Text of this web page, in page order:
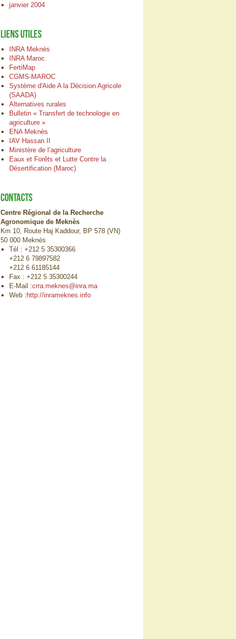
janvier 2004
LIENS UTILES
INRA Meknès
INRA Maroc
FertiMap
CGMS-MAROC
Système d'Aide A la Décision Agricole
(SAADA)
Alternatives rurales
Bulletin « Transfert de technologie en
agriculture »
ENA Meknès
IAV Hassan II
Ministère de l’agriculture
Eaux et Forêts et Lutte Contre la
Désertification (Maroc)
CONTACTS
Centre Régional de la Recherche
Agronomique de Meknès
Km 10, Route Haj Kaddour, BP 578 (VN)
50 000 Meknès
Tél : +212 5 35300366
+212 6 79897582
+212 6 61185144
Fax : +212 5 35300244
E-Mail :crra.meknes@inra.ma
Web : http://inrameknes.info